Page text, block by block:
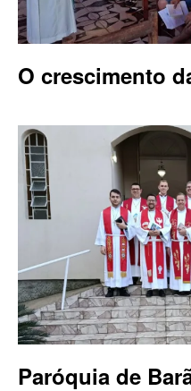
O crescimento
Paróquia de